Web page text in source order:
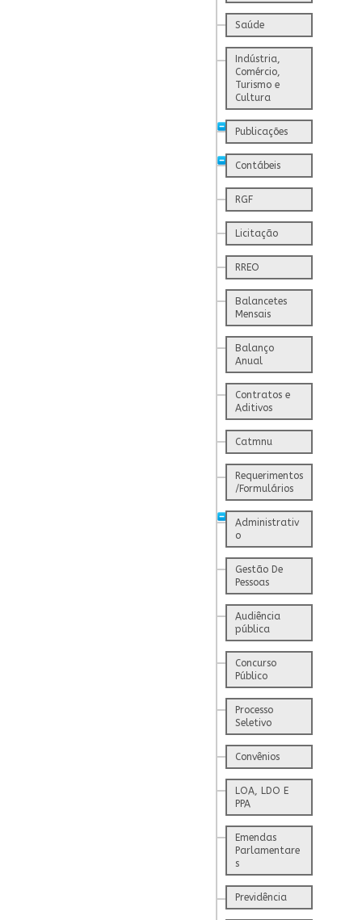
Saúde
Indústria,
Comércio,
Turismo e
Cultura
Publicações
Contábeis
RGF
Licitação
RREO
Balancetes
Mensais
Balanço
Anual
Contratos e
Aditivos
Catmnu
Requerimentos
/Formulários
Administrativ
o
Gestão De
Pessoas
Audiência
pública
Concurso
Público
Processo
Seletivo
Convênios
LOA, LDO E
PPA
Emendas
Parlamentare
s
Previdência